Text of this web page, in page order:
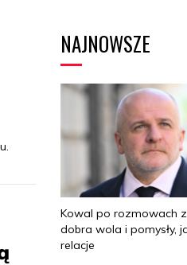
NAJNOWSZE
Kowal po rozmowach z
dobra wola i pomysły,
relacje